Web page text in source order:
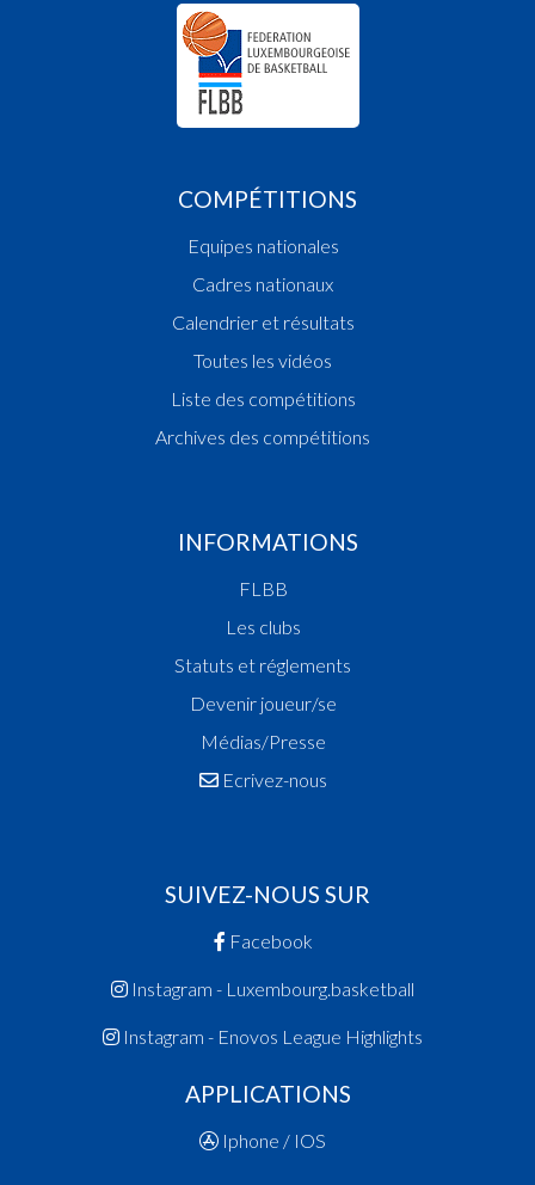
COMPÉTITIONS
Equipes nationales
Cadres nationaux
Calendrier et résultats
Toutes les vidéos
Liste des compétitions
Archives des compétitions
INFORMATIONS
FLBB
Les clubs
Statuts et réglements
Devenir joueur/se
Médias/Presse
Ecrivez-nous
SUIVEZ-NOUS SUR
Facebook
Instagram - Luxembourg.basketball
Instagram - Enovos League Highlights
APPLICATIONS
Iphone / IOS